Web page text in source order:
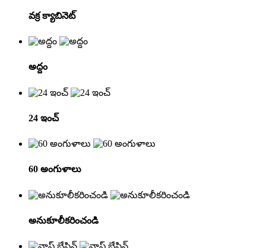
వక్ర క్యాబినెట్
అద్దం
24 ఇంచ్
60 అంగుళాలు
అనుకూలీకరించండి